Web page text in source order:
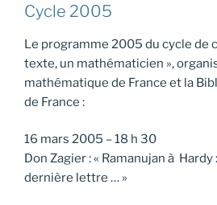
Cycle 2005
Le programme 2005 du cycle de
texte, un mathématicien »,
mathématique de France et la
de France :
16 mars 2005 – 18 h 30
Don Zagier : « Ramanujan à
dernière lettre … »